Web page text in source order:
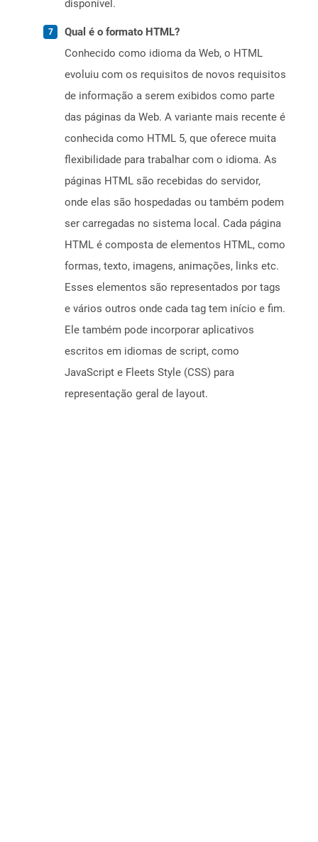
disponível.
Qual é o formato HTML?
Conhecido como idioma da Web, o HTML
evoluiu com os requisitos de novos requisitos
de informação a serem exibidos como parte
das páginas da Web. A variante mais recente é
conhecida como HTML 5, que oferece muita
flexibilidade para trabalhar com o idioma. As
páginas HTML são recebidas do servidor,
onde elas são hospedadas ou também podem
ser carregadas no sistema local. Cada página
HTML é composta de elementos HTML, como
formas, texto, imagens, animações, links etc.
Esses elementos são representados por tags
e vários outros onde cada tag tem início e fim.
Ele também pode incorporar aplicativos
escritos em idiomas de script, como
JavaScript e Fleets Style (CSS) para
representação geral de layout.